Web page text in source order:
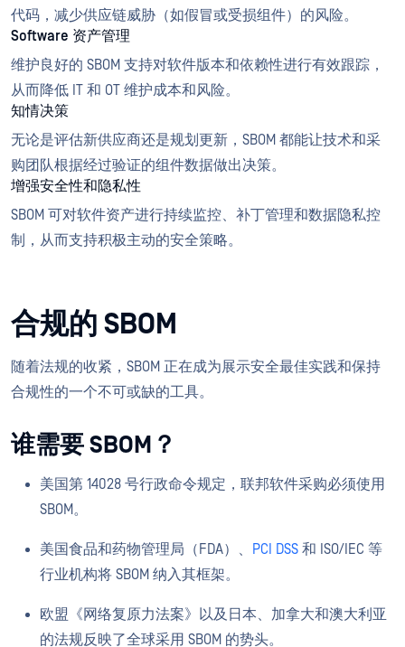
代码，减少供应链威胁（如假冒或受损组件）的风险。
Software 资产管理
维护良好的 SBOM 支持对软件版本和依赖性进行有效跟踪，
从而降低 IT 和 OT 维护成本和风险。
知情决策
无论是评估新供应商还是规划更新，SBOM 都能让技术和采
购团队根据经过验证的组件数据做出决策。
增强安全性和隐私性
SBOM 可对软件资产进行持续监控、补丁管理和数据隐私控
制，从而支持积极主动的安全策略。
合规的 SBOM
随着法规的收紧，SBOM 正在成为展示安全最佳实践和保持
合规性的一个不可或缺的工具。
谁需要 SBOM？
美国第 14028 号行政命令规定，联邦软件采购必须使用
SBOM。
美国食品和药物管理局（FDA）、 PCI DSS 和 ISO/IEC 等
行业机构将 SBOM 纳入其框架。
欧盟《网络复原力法案》以及日本、加拿大和澳大利亚
的法规反映了全球采用 SBOM 的势头。